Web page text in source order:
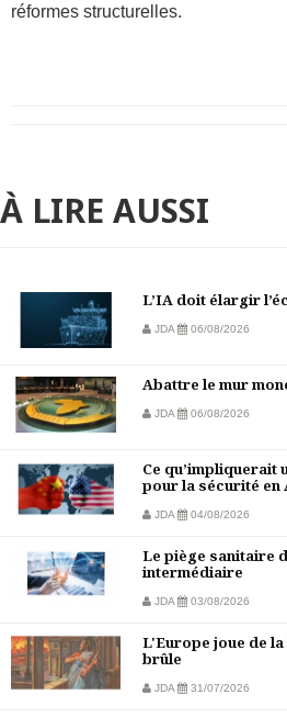
réformes structurelles.
À LIRE AUSSI
L’IA doit élargir
JDA 06/08/2026
Abattre le mur
JDA 06/08/2026
Ce qu’impliquerait
pour la sécurité en
JDA 04/08/2026
Le piège sanitaire
intermédiaire
JDA 03/08/2026
L'Europe joue de
brûle
JDA 31/07/2026